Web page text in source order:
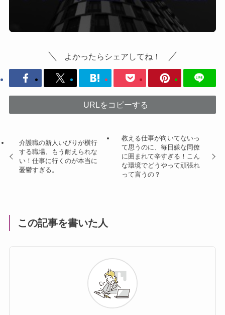
よかったらシェアしてね！
URLをコピーする
介護職の新人いびりが横行
する職場、もう耐えられな
い！仕事に行くのが本当に
憂鬱すぎる。
教える仕事が向いてないっ
て思うのに、毎日嫌な同僚
に囲まれて辛すぎる！こん
な環境でどうやって頑張れ
って言うの？
この記事を書いた人